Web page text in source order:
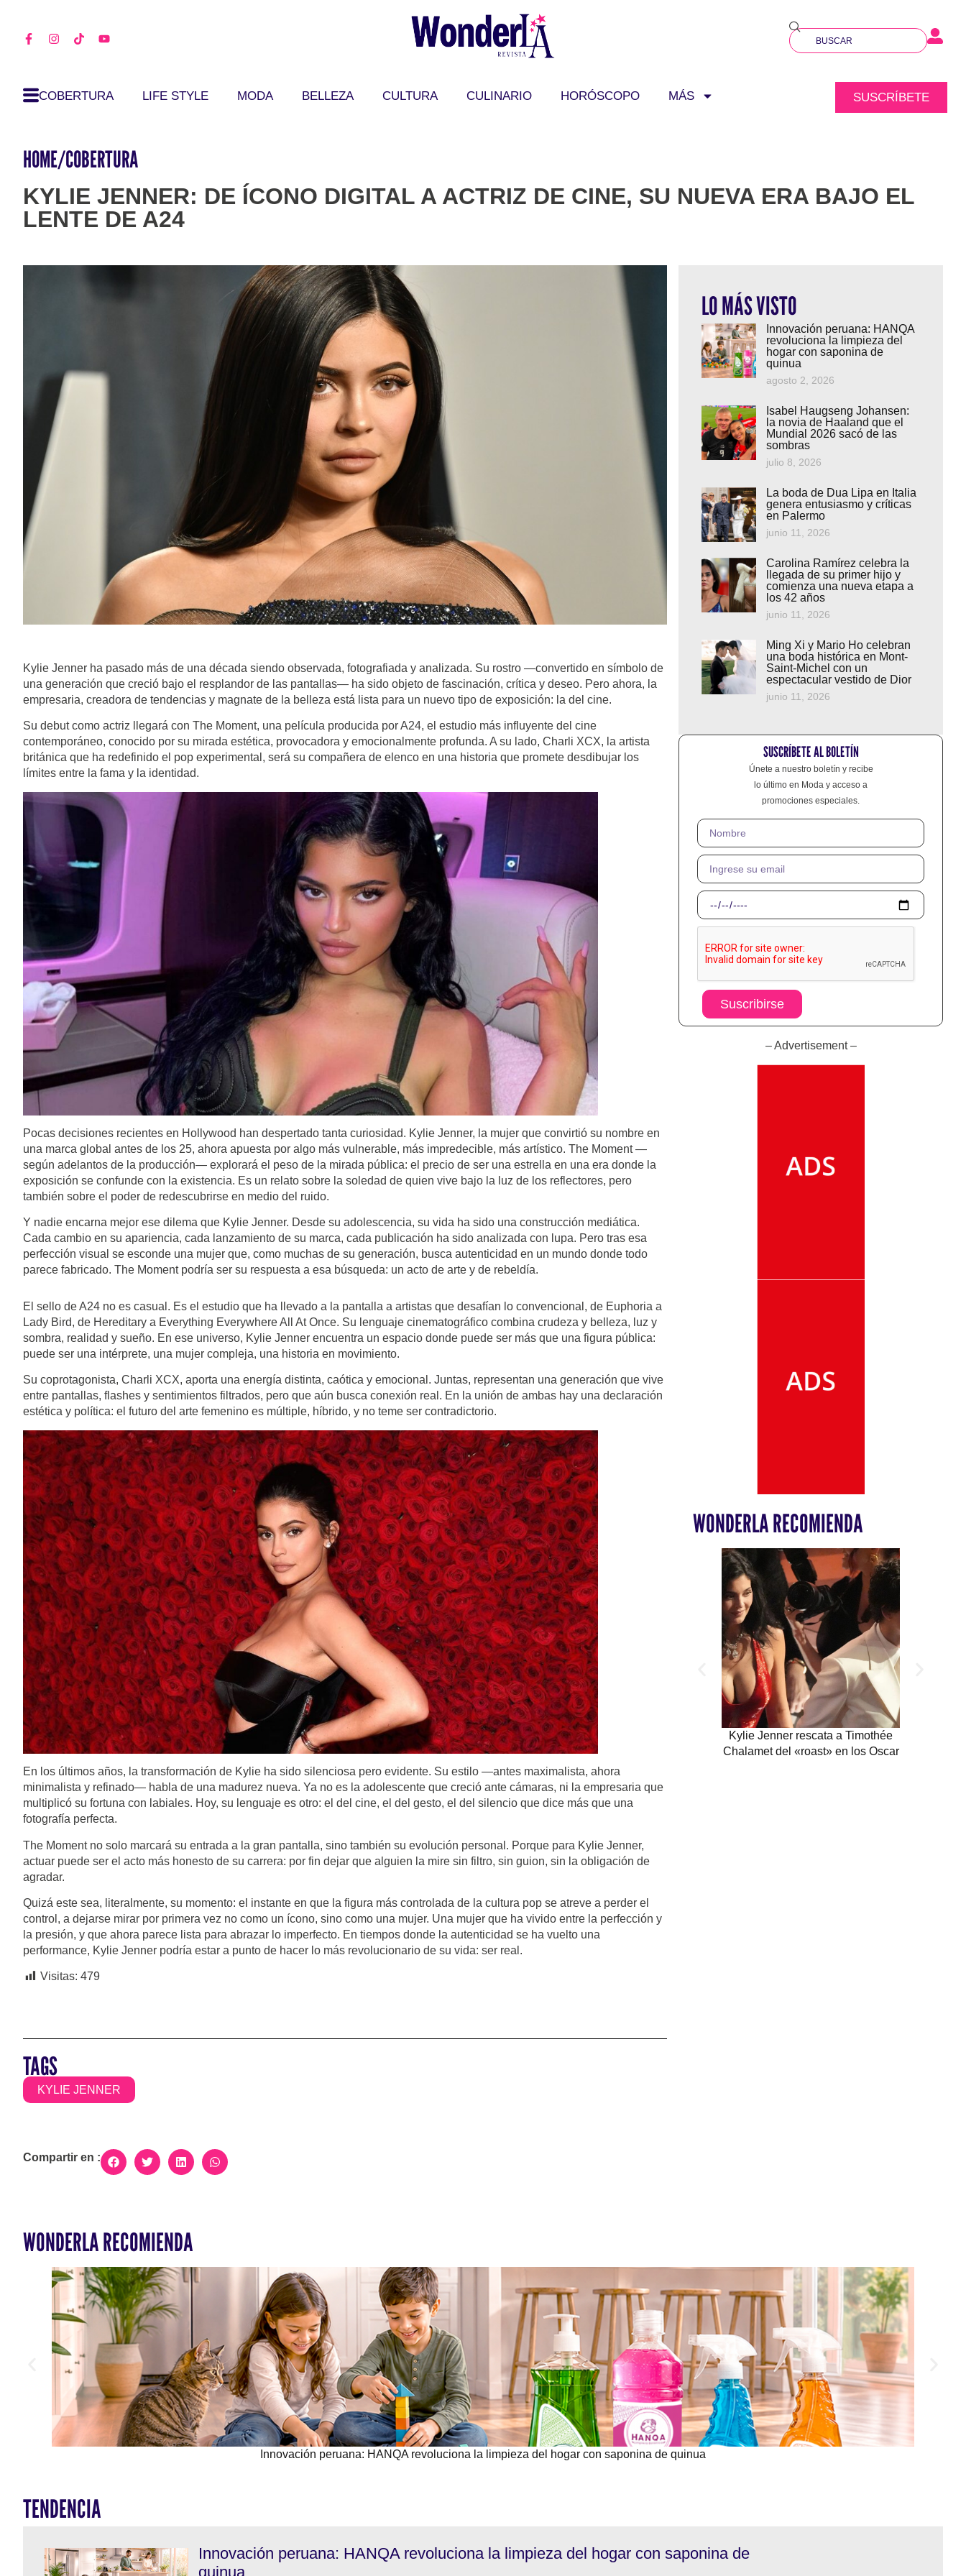
COBERTURA LIFE STYLE MODA BELLEZA CULTURA CULINARIO HORÓSCOPO MÁS SUSCRÍBETE
HOME/COBERTURA
KYLIE JENNER: DE ÍCONO DIGITAL A ACTRIZ DE CINE, SU NUEVA ERA BAJO EL
LENTE DE A24
Kylie Jenner ha pasado más de una década siendo observada, fotografiada y analizada. Su rostro —convertido en símbolo de
una generación que creció bajo el resplandor de las pantallas— ha sido objeto de fascinación, crítica y deseo. Pero ahora, la
empresaria, creadora de tendencias y magnate de la belleza está lista para un nuevo tipo de exposición: la del cine.
Su debut como actriz llegará con The Moment, una película producida por A24, el estudio más influyente del cine
contemporáneo, conocido por su mirada estética, provocadora y emocionalmente profunda. A su lado, Charli XCX, la artista
británica que ha redefinido el pop experimental, será su compañera de elenco en una historia que promete desdibujar los
límites entre la fama y la identidad.
Pocas decisiones recientes en Hollywood han despertado tanta curiosidad. Kylie Jenner, la mujer que convirtió su nombre en
una marca global antes de los 25, ahora apuesta por algo más vulnerable, más impredecible, más artístico. The Moment —
según adelantos de la producción— explorará el peso de la mirada pública: el precio de ser una estrella en una era donde la
exposición se confunde con la existencia. Es un relato sobre la soledad de quien vive bajo la luz de los reflectores, pero
también sobre el poder de redescubrirse en medio del ruido.
Y nadie encarna mejor ese dilema que Kylie Jenner. Desde su adolescencia, su vida ha sido una construcción mediática.
Cada cambio en su apariencia, cada lanzamiento de su marca, cada publicación ha sido analizada con lupa. Pero tras esa
perfección visual se esconde una mujer que, como muchas de su generación, busca autenticidad en un mundo donde todo
parece fabricado. The Moment podría ser su respuesta a esa búsqueda: un acto de arte y de rebeldía.
El sello de A24 no es casual. Es el estudio que ha llevado a la pantalla a artistas que desafían lo convencional, de Euphoria a
Lady Bird, de Hereditary a Everything Everywhere All At Once. Su lenguaje cinematográfico combina crudeza y belleza, luz y
sombra, realidad y sueño. En ese universo, Kylie Jenner encuentra un espacio donde puede ser más que una figura pública:
puede ser una intérprete, una mujer compleja, una historia en movimiento.
Su coprotagonista, Charli XCX, aporta una energía distinta, caótica y emocional. Juntas, representan una generación que vive
entre pantallas, flashes y sentimientos filtrados, pero que aún busca conexión real. En la unión de ambas hay una declaración
estética y política: el futuro del arte femenino es múltiple, híbrido, y no teme ser contradictorio.
En los últimos años, la transformación de Kylie ha sido silenciosa pero evidente. Su estilo —antes maximalista, ahora
minimalista y refinado— habla de una madurez nueva. Ya no es la adolescente que creció ante cámaras, ni la empresaria que
multiplicó su fortuna con labiales. Hoy, su lenguaje es otro: el del cine, el del gesto, el del silencio que dice más que una
fotografía perfecta.
The Moment no solo marcará su entrada a la gran pantalla, sino también su evolución personal. Porque para Kylie Jenner,
actuar puede ser el acto más honesto de su carrera: por fin dejar que alguien la mire sin filtro, sin guion, sin la obligación de
agradar.
Quizá este sea, literalmente, su momento: el instante en que la figura más controlada de la cultura pop se atreve a perder el
control, a dejarse mirar por primera vez no como un ícono, sino como una mujer. Una mujer que ha vivido entre la perfección y
la presión, y que ahora parece lista para abrazar lo imperfecto. En tiempos donde la autenticidad se ha vuelto una
performance, Kylie Jenner podría estar a punto de hacer lo más revolucionario de su vida: ser real.
Visitas: 479
TAGS
KYLIE JENNER
Compartir en :
LO MÁS VISTO
Innovación peruana: HANQA
revoluciona la limpieza del
hogar con saponina de
quinua
agosto 2, 2026
Isabel Haugseng Johansen:
la novia de Haaland que el
Mundial 2026 sacó de las
sombras
julio 8, 2026
La boda de Dua Lipa en Italia
genera entusiasmo y críticas
en Palermo
junio 11, 2026
Carolina Ramírez celebra la
llegada de su primer hijo y
comienza una nueva etapa a
los 42 años
junio 11, 2026
Ming Xi y Mario Ho celebran
una boda histórica en Mont-
Saint-Michel con un
espectacular vestido de Dior
junio 11, 2026
SUSCRÍBETE AL BOLETÍN
Únete a nuestro boletín y recibe
lo último en Moda y acceso a
promociones especiales.
Suscribirse
– Advertisement –
WONDERLA RECOMIENDA
Kylie Jenner rescata a Timothée
Chalamet del «roast» en los Oscar
WONDERLA RECOMIENDA
Innovación peruana: HANQA revoluciona la limpieza del hogar con saponina de quinua
TENDENCIA
Innovación peruana: HANQA revoluciona la limpieza del hogar con saponina de
quinua